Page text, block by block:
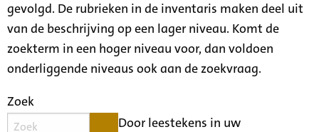
gevolgd. De rubrieken in de inventaris maken deel uit
van de beschrijving op een lager niveau. Komt de
zoekterm in een hoger niveau voor, dan voldoen
onderliggende niveaus ook aan de zoekvraag.
Zoek
Door leestekens in uw